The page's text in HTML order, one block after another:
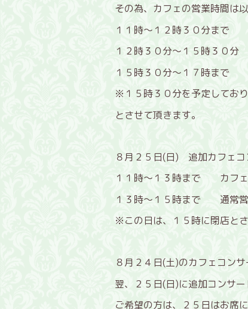
その為、カフェの営業時間は
１１時～１２時３０分まで
１２時３０分～１５時３０分
１５時３０分～１７時まで
※１５時３０分を予定してお
とさせて頂きます。
８月２５日(日) 追加カフェコ
１１時～１３時まで カフェ
１３時～１５時まで 通常
※この日は、１５時に閉店と
８月２４日(土)のカフェコン
翌、２５日(日)に追加コンサー
ご希望の方は、２５日はお席